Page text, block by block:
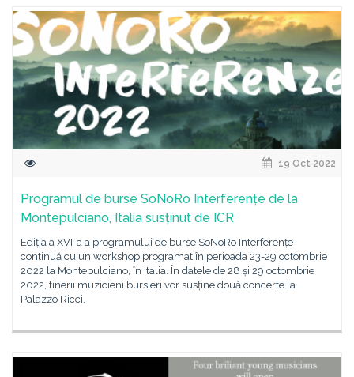
19 Oct 2022
Programul de burse SoNoRo Interferențe de la
Montepulciano, Italia susținut de ICR
Ediția a XVI-a a programului de burse SoNoRo Interferențe
continuă cu un workshop programat în perioada 23-29 octombrie
2022 la Montepulciano, în Italia. În datele de 28 și 29 octombrie
2022, tinerii muzicieni bursieri vor susține două concerte la
Palazzo Ricci,